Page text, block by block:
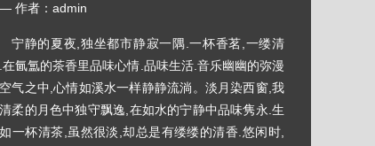
作者：admin
宁静的夏夜,独坐都市静寂一隅.一杯香茗,一缕清
在氤氲的茶香里品味心情.品味生活.音乐幽幽的弥漫
气之中,心情如溪水一样静静流淌。淡月染西窗,我
柔的月色中独守飘逸,在如水的宁静中品味隽永.生
一杯清茶,虽然很淡,却总是有缕缕的清香.悠闲时,